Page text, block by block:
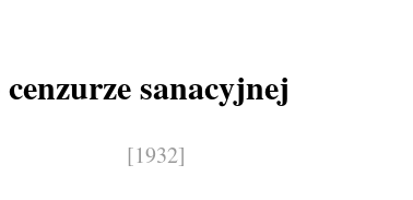
sanacyjnej
[1932]